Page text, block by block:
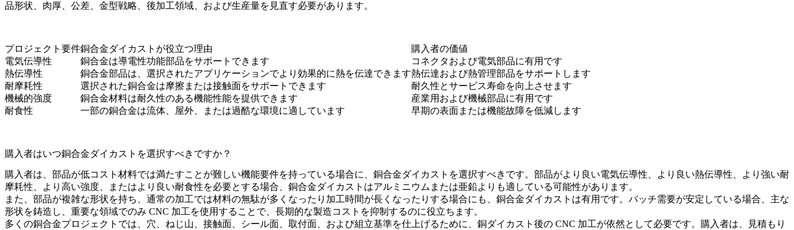
品形状、肉厚、公差、金型戦略、後加工領域、および生産量を見直す必要があります。
プロジェクト要件銅合金ダイカストが役立つ理由
購入者の価値
電気伝導性
銅合金は導電性功能部品をサポートできます
コネクタおよび電気部品に有用です
熱伝導性
銅合金部品は、選択されたアプリケーションでより効果的に熱を伝達できます熱伝達および熱管理部品をサポートします
耐摩耗性
選択された銅合金は摩擦または接触面をサポートできます
耐久性とサービス寿命を向上させます
機械的強度
銅合金材料は耐久性のある機能性能を提供できます
産業用および機械部品に有用です
耐食性
一部の銅合金は流体、屋外、または過酷な環境に適しています 早期の表面または機能故障を低減します
購入者はいつ銅合金ダイカストを選択すべきですか？
購入者は、部品が低コスト材料では満たすことが難しい機能要件を持っている場合に、銅合金ダイカストを選択すべきです。部品がより良い電気伝導性、より良い熱伝導性、より強い耐
摩耗性、より高い強度、またはより良い耐食性を必要とする場合、銅合金ダイカストはアルミニウムまたは亜鉛よりも適している可能性があります。
また、部品が複雑な形状を持ち、通常の加工では材料の無駄が多くなったり加工時間が長くなったりする場合にも、銅合金ダイカストは有用です。バッチ需要が安定している場合、主な
形状を鋳造し、重要な領域でのみ CNC 加工を使用することで、長期的な製造コストを抑制するのに役立ちます。
多くの銅合金プロジェクトでは、穴、ねじ山、接触面、シール面、取付面、および組立基準を仕上げるために、 銅ダイカスト後の CNC 加工が依然として必要です。購入者は、見積もり